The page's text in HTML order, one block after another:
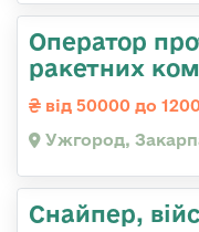
Оператор
ракетних
від 50000 до
Ужгород,
Снайпер,